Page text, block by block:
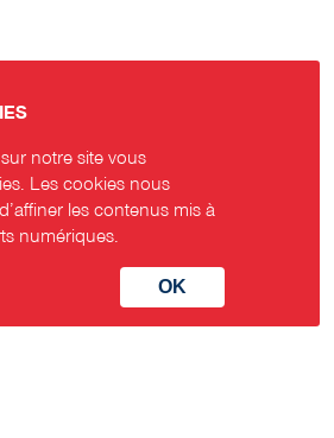
notre site vous
Les cookies nous
les contenus mis à
numériques.